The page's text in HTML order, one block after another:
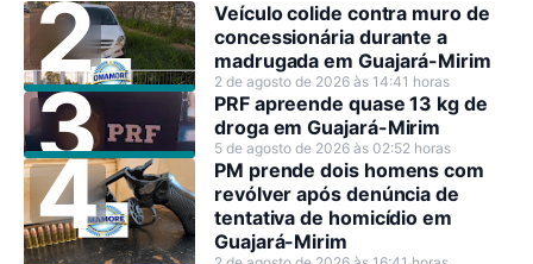
Veículo colide contra muro de
concessionária durante a
madrugada em Guajará-Mirim
2 de agosto de 2026 às 14:41 horas
PRF apreende quase 13 kg de
droga em Guajará-Mirim
5 de agosto de 2026 às 02:52 horas
PM prende dois homens com
revólver após denúncia de
tentativa de homicídio em
Guajará-Mirim